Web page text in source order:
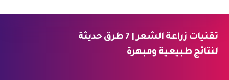
الرئيسية المدونة العلاجات علاج الشعر
تقنيات زراعة الشعر | 7 طرق حديثة
لنتائج طبيعية ومبهرة